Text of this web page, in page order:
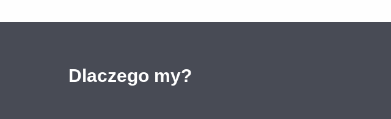
Dlaczego my?